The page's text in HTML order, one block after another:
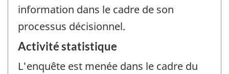
information dans le cadre de son
processus décisionnel.
Activité statistique
L'enquête est menée dans le cadre du